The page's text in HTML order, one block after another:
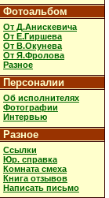
Фотоальбом
От Д.Анискевича
От Е.Гиршева
От В.Окунева
От Я.Фролова
Разное
Персоналии
Об исполнителях
Фотографии
Интервью
Разное
Ссылки
Юр. справка
Комната смеха
Книга отзывов
Написать письмо